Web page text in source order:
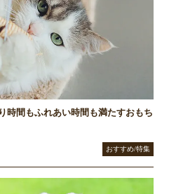
時間もふれあい時間も満たすおもち
おすすめ/特集